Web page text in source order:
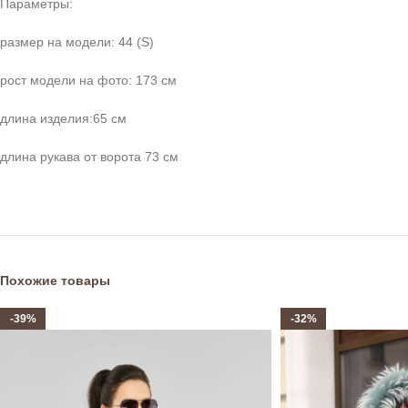
Параметры:
размер на модели: 44 (S)
рост модели на фото: 173 см
длина изделия:65 см
длина рукава от ворота 73 см
Похожие товары
-39% -32%